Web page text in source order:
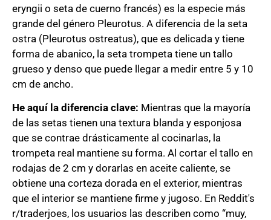
eryngii o seta de cuerno francés) es la especie más
grande del género Pleurotus. A diferencia de la seta
ostra (Pleurotus ostreatus), que es delicada y tiene
forma de abanico, la seta trompeta tiene un tallo
grueso y denso que puede llegar a medir entre 5 y 10
cm de ancho.
He aquí la diferencia clave: Mientras que la mayoría
de las setas tienen una textura blanda y esponjosa
que se contrae drásticamente al cocinarlas, la
trompeta real mantiene su forma. Al cortar el tallo en
rodajas de 2 cm y dorarlas en aceite caliente, se
obtiene una corteza dorada en el exterior, mientras
que el interior se mantiene firme y jugoso. En Reddit's
r/traderjoes, los usuarios las describen como “muy,